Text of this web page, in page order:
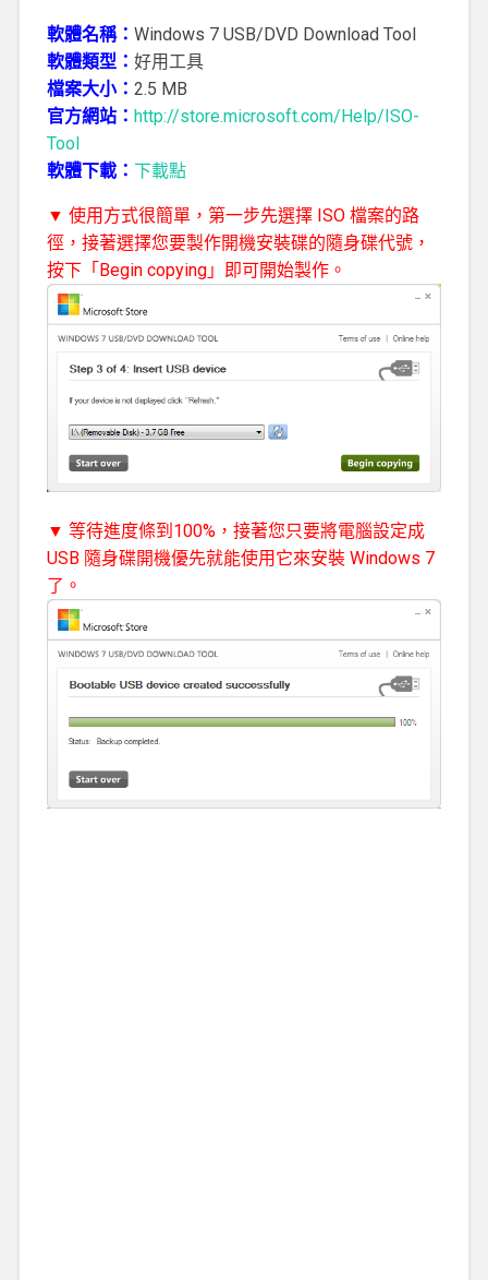
軟體名稱： Windows 7 USB/DVD Download Tool
軟體類型： 好用工具
檔案大小： 2.5 MB
官方網站： http://store.microsoft.com/Help/ISO-
Tool
軟體下載： 下載點
▼ 使用方式很簡單，第一步先選擇 ISO 檔案的路
徑，接著選擇您要製作開機安裝碟的隨身碟代號，
按下「Begin copying」即可開始製作。
▼ 等待進度條到100%，接著您只要將電腦設定成
USB 隨身碟開機優先就能使用它來安裝 Windows 7
了。